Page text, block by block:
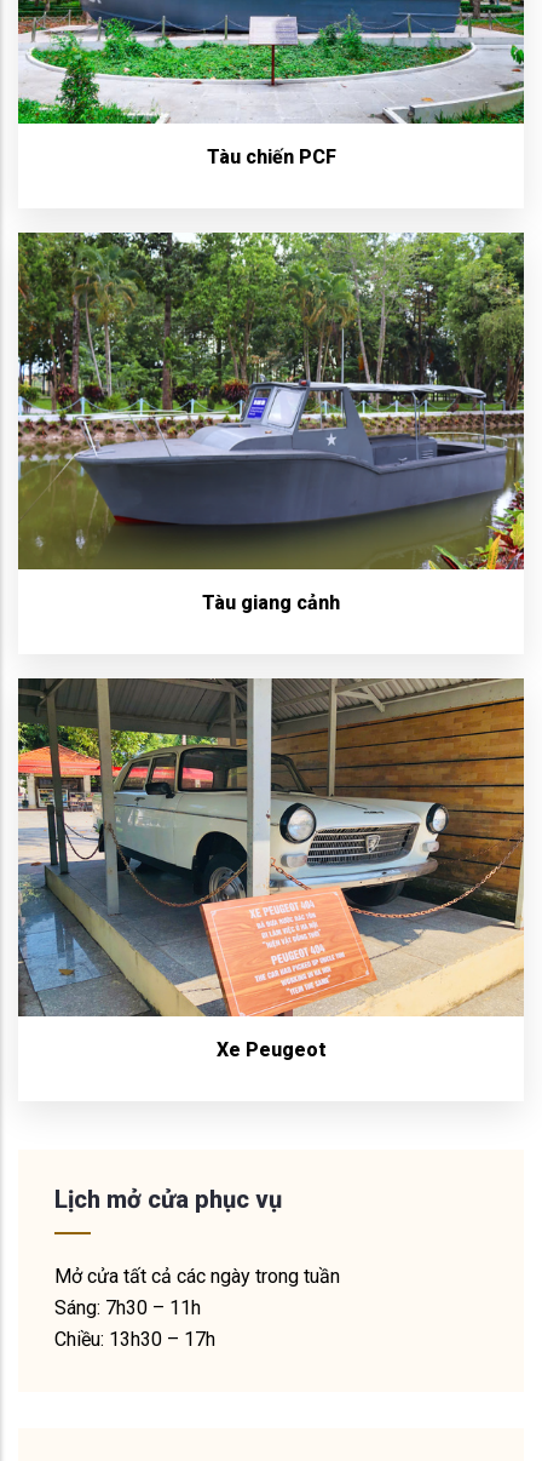
Tàu chiến PCF
Tàu giang cảnh
Xe Peugeot
Lịch mở cửa phục vụ
Mở cửa tất cả các ngày trong tuần
Sáng: 7h30 – 11h
Chiều: 13h30 – 17h